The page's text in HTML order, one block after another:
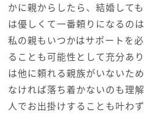
かに親からしたら、結婚して
は優しくて一番頼りになるの
私の親もいつかはサポートを
ることも可能性として充分あ
は他に頼れる親族がいないた
なければ落ち着かないのも理
人でお出掛けすることも叶わ